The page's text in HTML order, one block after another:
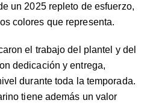
un 2025 repleto de esfuerzo,
colores que representa.
el trabajo del plantel y del
dedicación y entrega,
durante toda la temporada.
tiene además un valor